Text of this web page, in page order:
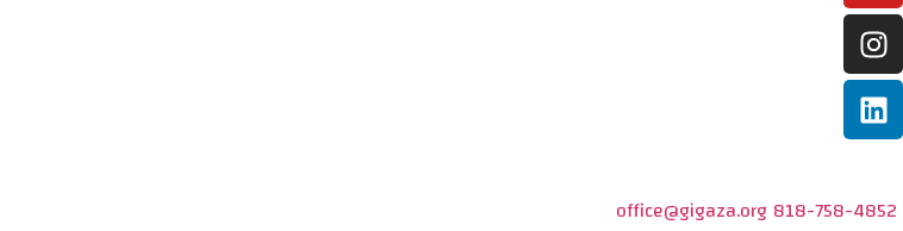
818-758-4852
office@gigaza.org